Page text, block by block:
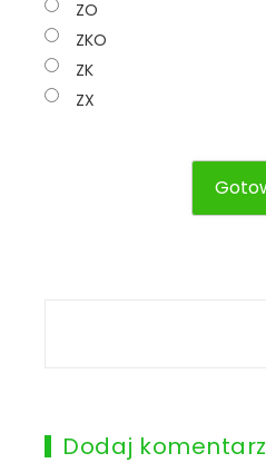
ZO
ZKO
ZK
ZX
Dodaj komentarz